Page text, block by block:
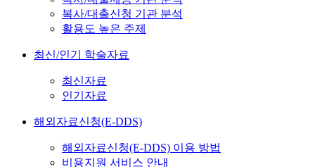
복사/대출신청 기관 분석
활용도 높은 주제
최신/인기 학술자료
최신자료
인기자료
해외자료신청(E-DDS)
해외자료신청(E-DDS) 이용 방법
비용지원 서비스 안내